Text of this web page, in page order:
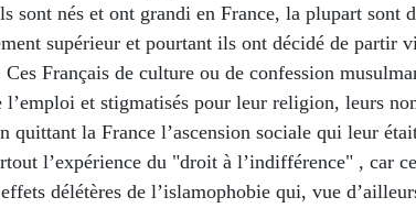
sont nés et ont grandi en France, la plupart sont
supérieur et pourtant ils ont décidé de partir
Ces Français de culture ou de confession
l’emploi et stigmatisés pour leur religion, leurs
quittant la France l’ascension sociale qui leur
l’expérience du "droit à l’indifférence" , car
délétères de l’islamophobie qui, vue